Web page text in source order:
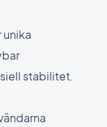
stabilitet.